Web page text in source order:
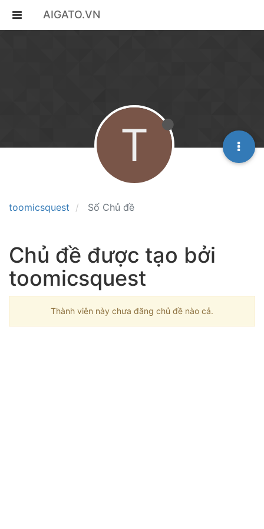
AIGATO.VN
toomicsquest Số Chủ đề
T
Chủ đề được tạo bởi
toomicsquest
Thành viên này chưa đăng chủ đề nào cả.